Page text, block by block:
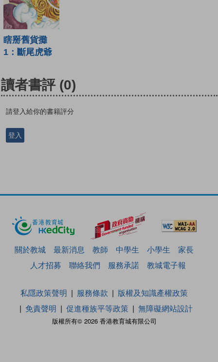
瞎掰舊貨攤
1：斷尾虎爺
讀者書評 (0)
請登入給你的書籍評分
登入
關於教城 最新消息 教師 中學生 小學生
家長
人才招募
聯絡我們 服務承諾 教城電子報
版權所有© 2026 香港教育城有限公司
私隱政策聲明 服務條款
版權及知識產權政策
免責聲明
促進種族平等政策 無障礙網站設計